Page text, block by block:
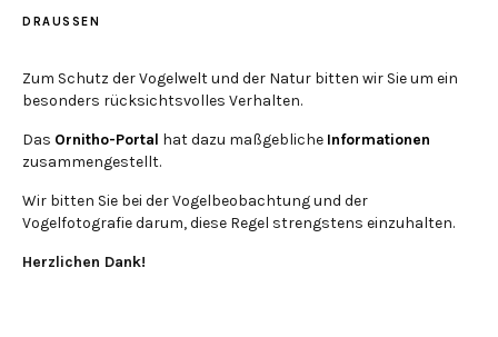
DRAUSSEN
Zum Schutz der Vogelwelt und der Natur bitten wir Sie um ein
besonders rücksichtsvolles Verhalten.
Das Ornitho-Portal hat dazu maßgebliche Informationen
zusammengestellt.
Wir bitten Sie bei der Vogelbeobachtung und der
Vogelfotografie darum, diese Regel strengstens einzuhalten.
Herzlichen Dank!